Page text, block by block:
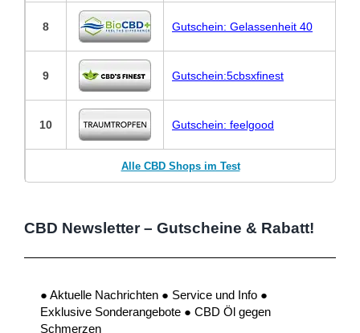
8 Gutschein: Gelassenheit 40
9 Gutschein:5cbsxfinest
10 Gutschein: feelgood
Alle CBD Shops im Test
CBD Newsletter – Gutscheine & Rabatt!
● Aktuelle Nachrichten ● Service und Info ●
Exklusive Sonderangebote ● CBD Öl gegen
Schmerzen